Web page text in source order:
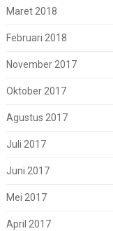
Maret 2018
Februari 2018
November 2017
Oktober 2017
Agustus 2017
Juli 2017
Juni 2017
Mei 2017
April 2017